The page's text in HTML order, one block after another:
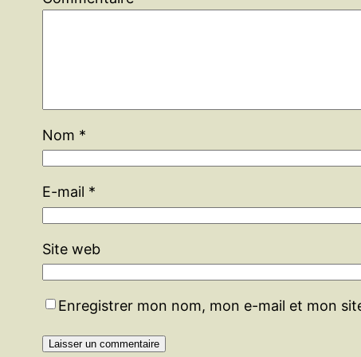
Nom *
E-mail *
Site web
Enregistrer mon nom, mon e-mail et mon